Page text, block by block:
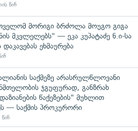
წინ
მორიგი ბრძოლა მოუგო გიგა
მკვლელებს" — ეკა კუპატაძე ნ.ი-სა
ეხმაურება
საქმეზე არასრულწლოვანი
ჯგუფურად, განზრახ
წაქეზების" მუხლით
— საქმის პროკურორი